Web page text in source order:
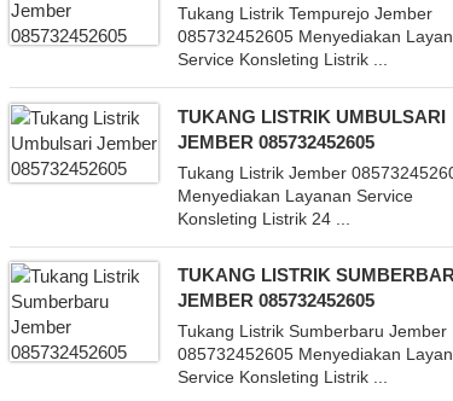
Tukang Listrik Tempurejo Jember
085732452605 Menyediakan
Service Konsleting Listrik ...
TUKANG LISTRIK UMBULSARI
JEMBER 085732452605
Tukang Listrik Jember
Menyediakan Layanan Service
Konsleting Listrik 24 ...
TUKANG LISTRIK
JEMBER 085732452605
Tukang Listrik Sumberbaru Jember
085732452605 Menyediakan
Service Konsleting Listrik ...